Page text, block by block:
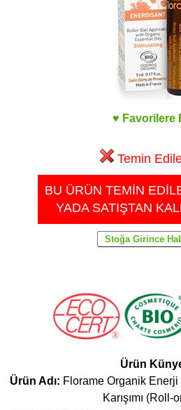
♥ Favorilere
Temin
BU ÜRÜN TEMİN
YADA SATIŞTAN
Ürün
Ürün Adı: Florame Organik
Karışımı (Roll-